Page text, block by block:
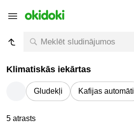
Klimatiskās iekārtas
Gludekļi Kafijas automāti
5 atrasts